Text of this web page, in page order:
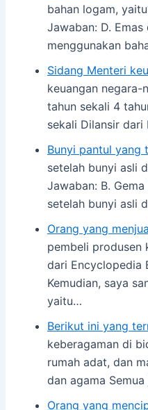
bahan logam,
Jawaban: D.
menggunakan
Sidang Menteri
keuangan negara-
tahun sekali 4
sekali Dilansir
Bunyi pantul yang
setelah bunyi asli
Jawaban: B.
setelah bunyi asli
Orang yang
pembeli produsen
dari Encyclopedia
Kemudian, saya
yaitu…
Berikut ini yang
keberagaman di
rumah adat, dan
dan agama
Orang yang